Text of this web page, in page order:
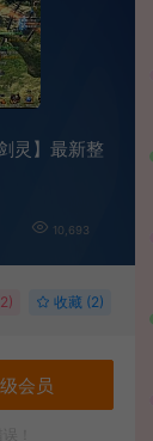
灵】最新整
10,693
2) 收藏 (2)
会员